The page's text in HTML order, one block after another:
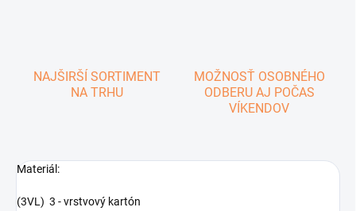
NAJŠIRŠÍ SORTIMENT
NA TRHU
MOŽNOSŤ OSOBNÉHO
ODBERU AJ POČAS
VÍKENDOV
Materiál:
(3VL) 3 - vrstvový kartón